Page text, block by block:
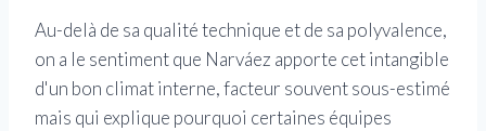
Au-delà de sa qualité technique et de sa polyvalence,
on a le sentiment que Narváez apporte cet intangible
d'un bon climat interne, facteur souvent sous-estimé
mais qui explique pourquoi certaines équipes